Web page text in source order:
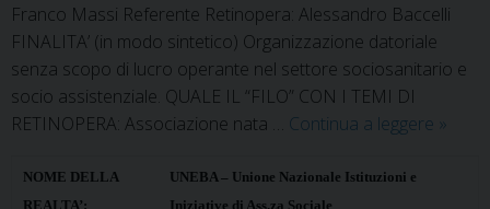
Franco Massi Referente Retinopera: Alessandro Baccelli
FINALITA’ (in modo sintetico) Organizzazione datoriale
senza scopo di lucro operante nel settore sociosanitario e
socio assistenziale. QUALE IL “FILO” CON I TEMI DI
RETINOPERA: Associazione nata … Continua a leggere »
NOME DELLA
REALTA’:
UNEBA – Unione Nazionale Istituzioni e
Iniziative di Ass.za Sociale